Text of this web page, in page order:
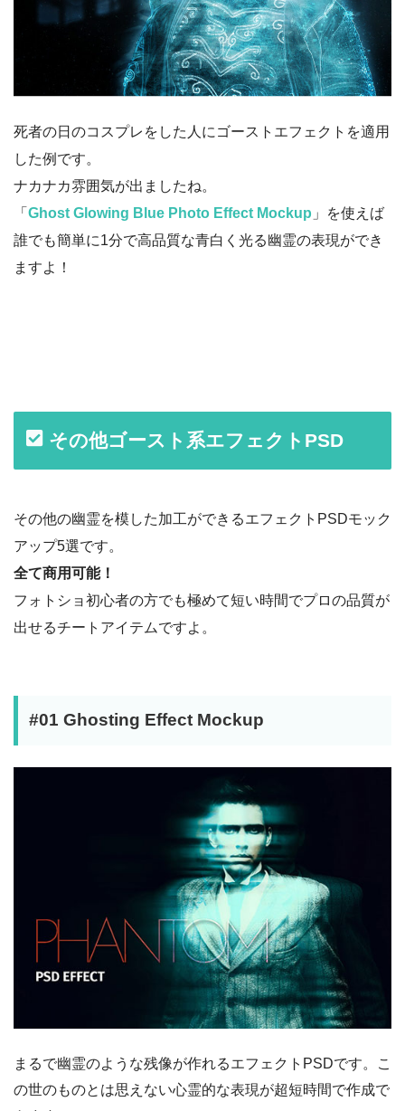
死者の日のコスプレをした人にゴーストエフェクトを適用
した例です。
ナカナカ雰囲気が出ましたね。
「 Ghost Glowing Blue Photo Effect Mockup 」を使えば
誰でも簡単に1分で高品質な青白く光る幽霊の表現ができ
ますよ！
その他ゴースト系エフェクトPSD
その他の幽霊を模した加工ができるエフェクトPSDモック
アップ5選です。
全て商用可能！
フォトショ初心者の方でも極めて短い時間でプロの品質が
出せるチートアイテムですよ。
#01 Ghosting Effect Mockup
まるで幽霊のような残像が作れるエフェクトPSDです。こ
の世のものとは思えない心霊的な表現が超短時間で作成で